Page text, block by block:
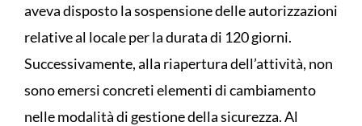
aveva disposto la sospensione delle autorizzazioni
relative al locale per la durata di 120 giorni.
Successivamente, alla riapertura dell’attività, non
sono emersi concreti elementi di cambiamento
nelle modalità di gestione della sicurezza. Al